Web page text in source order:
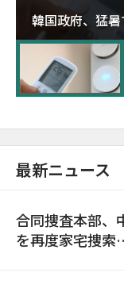
韓国政府、猛
に需給対応体
最新ニュース
合同捜査本部、
を再度家宅捜